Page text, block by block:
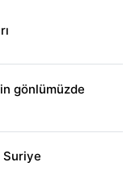
gönlümüzde
Suriye